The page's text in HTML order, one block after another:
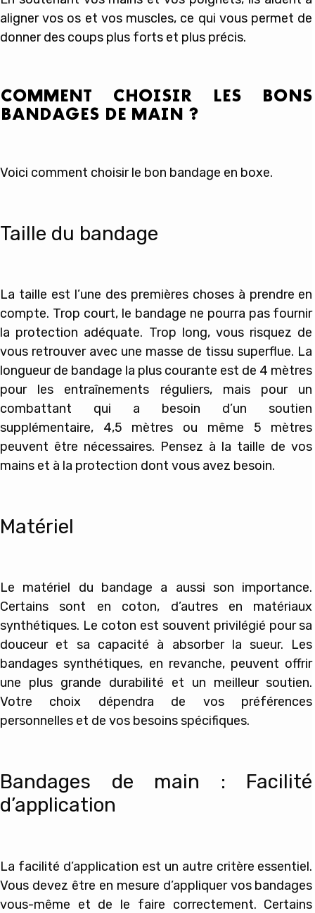
aligner vos os et vos muscles, ce qui vous permet de
donner des coups plus forts et plus précis.
COMMENT CHOISIR LES BONS
BANDAGES DE MAIN ?
Voici comment choisir le bon bandage en boxe.
Taille du bandage
La taille est l’une des premières choses à prendre en
compte. Trop court, le bandage ne pourra pas fournir
la protection adéquate. Trop long, vous risquez de
vous retrouver avec une masse de tissu superflue. La
longueur de bandage la plus courante est de 4 mètres
pour les entraînements réguliers, mais pour un
combattant qui a besoin d’un soutien
supplémentaire, 4,5 mètres ou même 5 mètres
peuvent être nécessaires. Pensez à la taille de vos
mains et à la protection dont vous avez besoin.
Matériel
Le matériel du bandage a aussi son importance.
Certains sont en coton, d’autres en matériaux
synthétiques. Le coton est souvent privilégié pour sa
douceur et sa capacité à absorber la sueur. Les
bandages synthétiques, en revanche, peuvent offrir
une plus grande durabilité et un meilleur soutien.
Votre choix dépendra de vos préférences
personnelles et de vos besoins spécifiques.
Bandages de main : Facilité
d’application
La facilité d’application est un autre critère essentiel.
Vous devez être en mesure d’appliquer vos bandages
vous-même et de le faire correctement. Certains